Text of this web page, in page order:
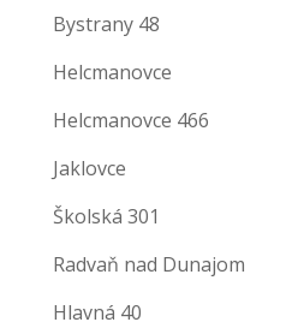
Bystrany 48
Helcmanovce
Helcmanovce 466
Jaklovce
Školská 301
Radvaň nad Dunajom
Hlavná 40